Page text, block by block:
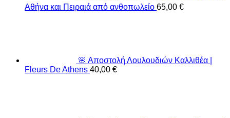
Αθήνα και Πειραιά από ανθοπωλείο 65,00 €
🌸 Αποστολή Λουλουδιών Καλλιθέα |
Fleurs De Athens 40,00 €